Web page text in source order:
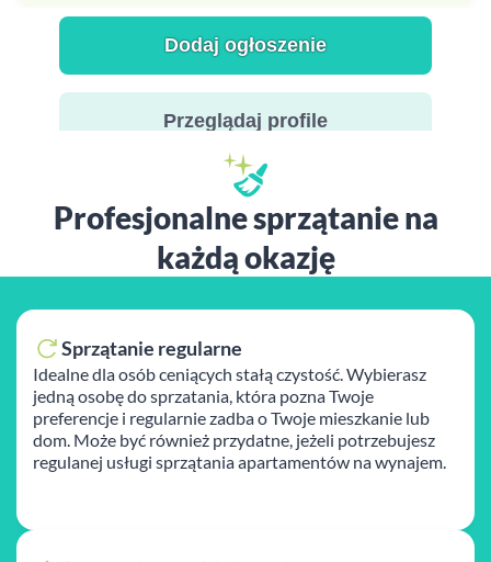
Dodaj ogłoszenie
Przeglądaj profile
Profesjonalne sprzątanie na
każdą okazję
Sprzątanie regularne
Idealne dla osób ceniących stałą czystość. Wybierasz
jedną osobę do sprzatania, która pozna Twoje
preferencje i regularnie zadba o Twoje mieszkanie lub
dom. Może być również przydatne, jeżeli potrzebujesz
regulanej usługi sprzątania apartamentów na wynajem.